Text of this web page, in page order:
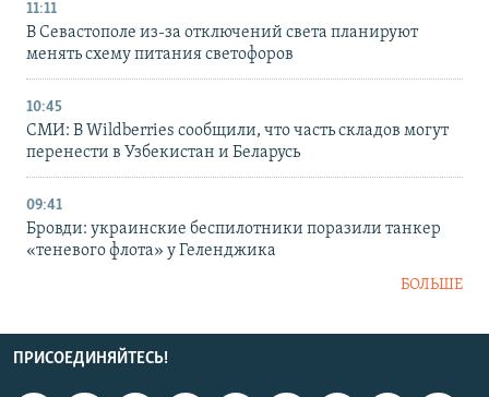
11:11
В Севастополе из-за отключений света планируют
менять схему питания светофоров
10:45
СМИ: В Wildberries сообщили, что часть складов могут
перенести в Узбекистан и Беларусь
09:41
Бровди: украинские беспилотники поразили танкер
«теневого флота» у Геленджика
БОЛЬШЕ
ПРИСОЕДИНЯЙТЕСЬ!